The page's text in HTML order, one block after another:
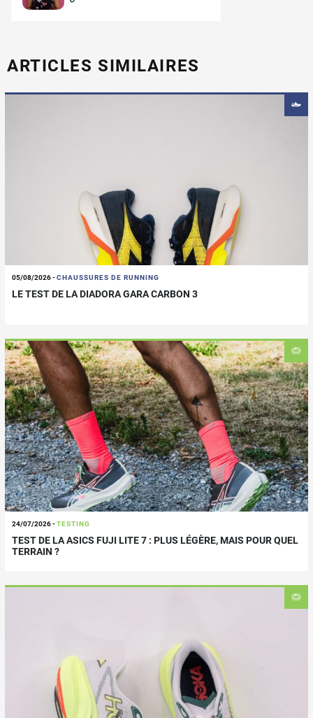
ARTICLES SIMILAIRES
05/08/2026-CHAUSSURES DE RUNNING
LE TEST DE LA DIADORA GARA CARBON 3
24/07/2026-TESTING
TEST DE LA ASICS FUJI LITE 7 : PLUS LÉGÈRE, MAIS POUR QUEL
TERRAIN ?